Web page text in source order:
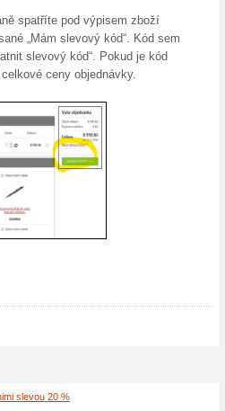
Ahifi.cz to má.